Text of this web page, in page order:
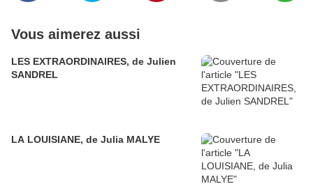
Vous aimerez aussi
LES EXTRAORDINAIRES, de Julien
SANDREL
LA LOUISIANE, de Julia MALYE